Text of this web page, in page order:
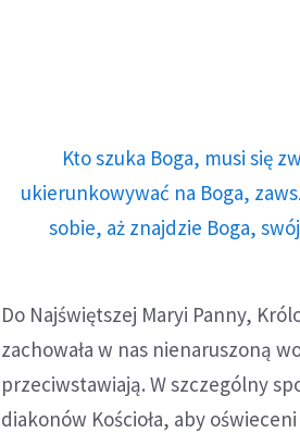
Kto szuka Boga, musi się
ukierunkowywać na Boga,
sobie, aż znajdzie Boga,
Do Najświętszej Maryi Panny,
zachowała w nas nienaruszoną
przeciwstawiają. W szczególny
diakonów Kościoła, aby